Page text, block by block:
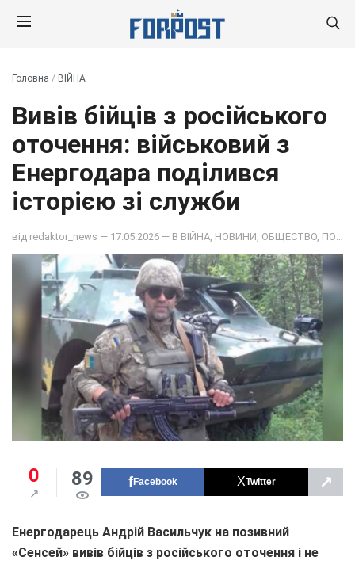
Головна / ВІЙНА
Вивів бійців з російського
оточення: військовий з
Енергодара поділився
історією зі служби
від redaktor_news — 17.05.2026 — В ВІЙНА НОВИНИ ОБЩЕСТВО ПОДІЇ
0 89 Facebook Twitter ↗
Енергодарець Андрій Васильчук на позивний
«Сенсей» вивів бійців з російського оточення і не